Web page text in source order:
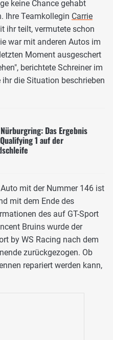
keine Chance gehabt
Ihre Teamkollegin Carrie
ihr teilt, vermutete schon
war mit anderen Autos im
Moment ausgeschert
berichtete Schreiner im
die Situation beschrieben
Das Ergebnis
1 auf der
mit der Nummer 146 ist
mit dem Ende des
des auf GT-Sport
Bruins wurde der
by WS Racing nach dem
zurückgezogen. Ob
repariert werden kann,